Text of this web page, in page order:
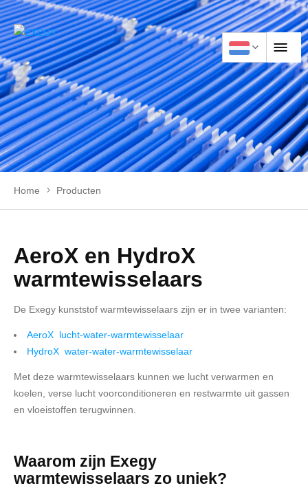
HOME
PRODUCTEN
VACATURE
Home Producten
AeroX en HydroX
warmtewisselaars
De Exegy kunststof warmtewisselaars zijn er in twee varianten:
AeroX lucht-water-warmtewisselaar
HydroX water-water-warmtewisselaar
Met deze warmtewisselaars kunnen we lucht verwarmen en
koelen, verse lucht voorconditioneren en restwarmte uit gassen
en vloeistoffen terugwinnen.
Waarom zijn Exegy
warmtewisselaars zo uniek?